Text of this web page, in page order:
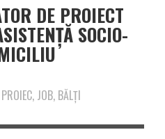
DE PROIECT
SOCIO-
JOB, BĂLȚI